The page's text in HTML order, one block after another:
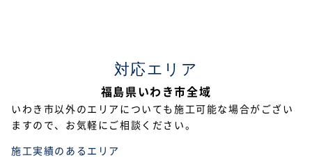
2022年12月
2022年11月
2022年10月
対応エリア
福島県いわき市全域
いわき市以外のエリアについても施工可能な場合がござい
ますので、お気軽にご相談ください。
施工実績のあるエリア